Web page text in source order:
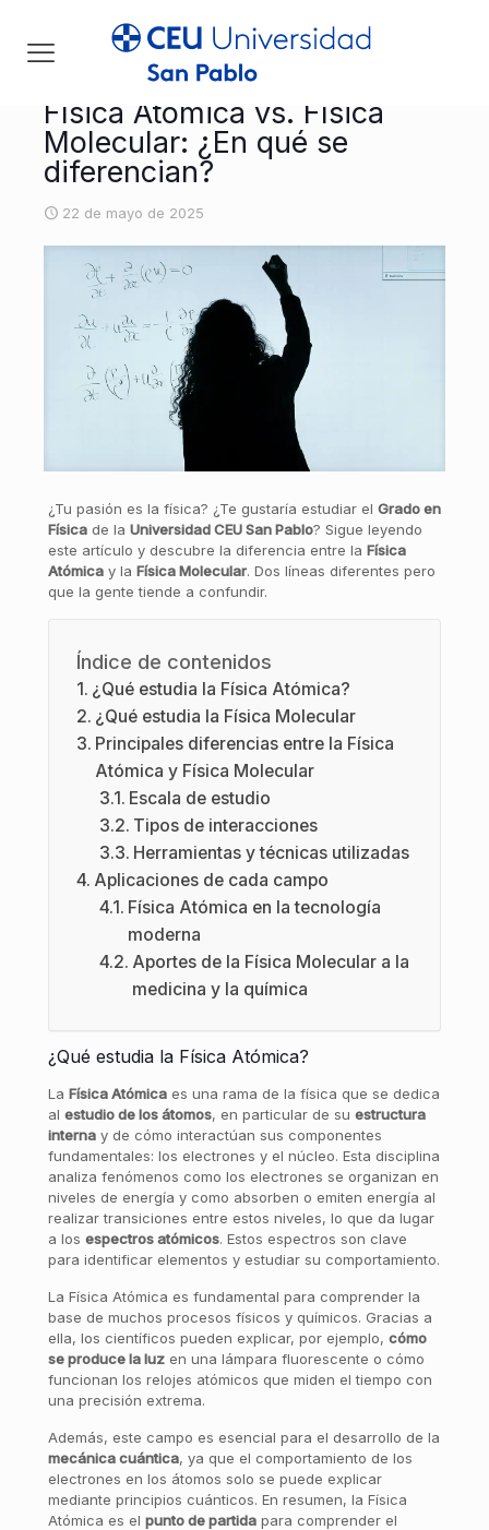
Física Atómica vs. Física
Molecular: ¿En qué se
diferencian?
22 de mayo de 2025
¿Tu pasión es la física? ¿Te gustaría estudiar el Grado en
Físicade la Universidad CEU San Pablo? Sigue leyendo
este artículo y descubre la diferencia entre la Física
Atómicay la Física Molecular. Dos líneas diferentes pero
que la gente tiende a confundir.
Índice de contenidos
¿Qué estudia la Física Atómica?
¿Qué estudia la Física Molecular
Principales diferencias entre la Física
Atómica y Física Molecular
Escala de estudio
Tipos de interacciones
Herramientas y técnicas utilizadas
Aplicaciones de cada campo
Física Atómica en la tecnología
moderna
Aportes de la Física Molecular a la
medicina y la química
¿Qué estudia la Física Atómica?
La Física Atómicaes una rama de la física que se dedica
al estudio de los átomos, en particular de su estructura
internay de cómo interactúan sus componentes
fundamentales: los electrones y el núcleo. Esta disciplina
analiza fenómenos como los electrones se organizan en
niveles de energía y como absorben o emiten energía al
realizar transiciones entre estos niveles, lo que da lugar
a los espectros atómicos. Estos espectros son clave
para identificar elementos y estudiar su comportamiento.
La Física Atómica es fundamental para comprender la
base de muchos procesos físicos y químicos. Gracias a
ella, los científicos pueden explicar, por ejemplo, cómo
se produce la luzen una lámpara fluorescente o cómo
funcionan los relojes atómicos que miden el tiempo con
una precisión extrema.
Además, este campo es esencial para el desarrollo de la
mecánica cuántica, ya que el comportamiento de los
electrones en los átomos solo se puede explicar
mediante principios cuánticos. En resumen, la Física
Atómica es el punto de partidapara comprender el